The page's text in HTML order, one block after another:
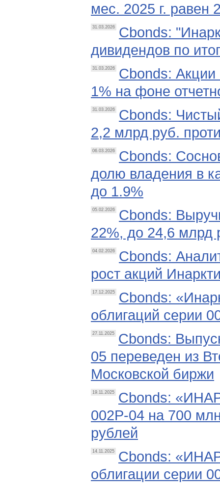
мес. 2025 г. равен
31.03.2026
Cbonds:
дивидендов по
31.03.2026
Cbonds:
1% на фоне
31.03.2026
Cbonds:
2,2 млрд руб.
06.03.2026
Cbonds:
долю владения в
до 1.9%
05.02.2026
Cbonds:
22%, до 24,6 млрд
04.02.2026
Cbonds:
рост акций
17.12.2025
Cbonds:
облигаций серии
27.11.2025
Cbonds:
05 переведен из
Московской биржи
19.11.2025
Cbonds:
002Р-04 на 700
рублей
14.11.2025
Cbonds:
облигации серии